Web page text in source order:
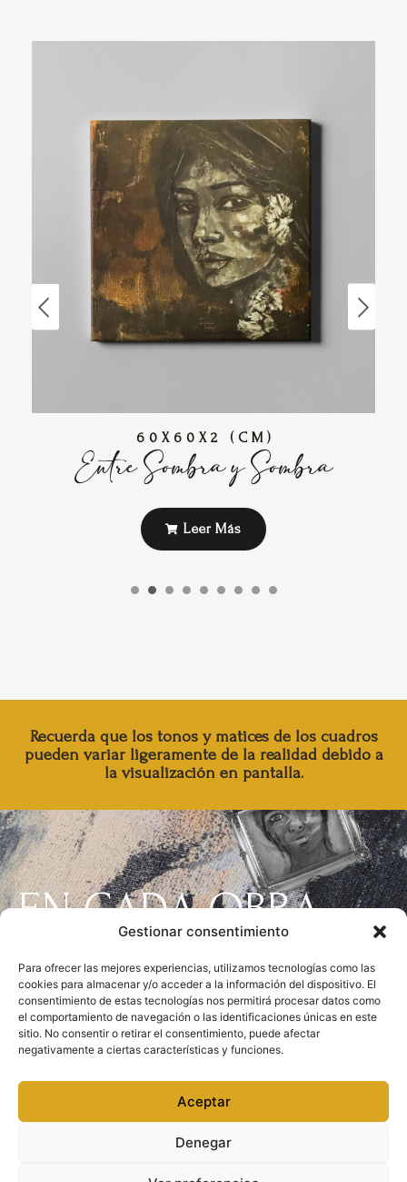
Gestionar consentimiento
Para ofrecer las mejores experiencias, utilizamos tecnologías como las
cookies para almacenar y/o acceder a la información del dispositivo. El
consentimiento de estas tecnologías nos permitirá procesar datos como
el comportamiento de navegación o las identificaciones únicas en este
sitio. No consentir o retirar el consentimiento, puede afectar
negativamente a ciertas características y funciones.
Aceptar
Denegar
60X60X2 (CM)
Entre Sombra y Sombra
Leer Más
Recuerda que los tonos y matices de los cuadros
pueden variar ligeramente de la realidad debido a
la visualización en pantalla.
EN CADA OBRA
DEJO UN PEDAZO
De Mi Misma
|Política de cookies